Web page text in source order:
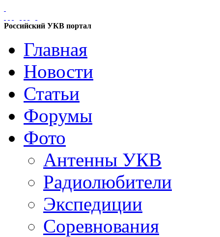
Российский УКВ портал
Главная
Новости
Статьи
Форумы
Фото
Антенны УКВ
Радиолюбители
Экспедиции
Соревнования